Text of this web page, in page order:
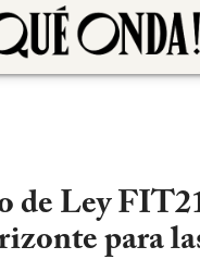
de Ley
para